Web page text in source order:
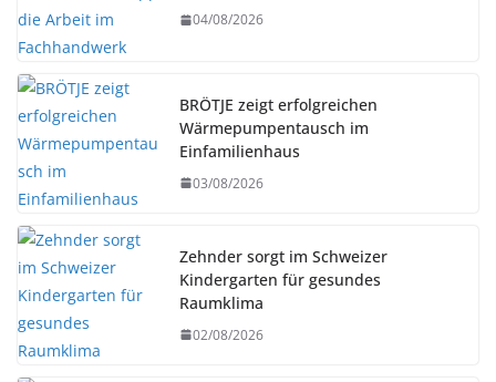
04/08/2026
BRÖTJE zeigt erfolgreichen
Wärmepumpentausch im
Einfamilienhaus
03/08/2026
Zehnder sorgt im Schweizer
Kindergarten für gesundes
Raumklima
02/08/2026